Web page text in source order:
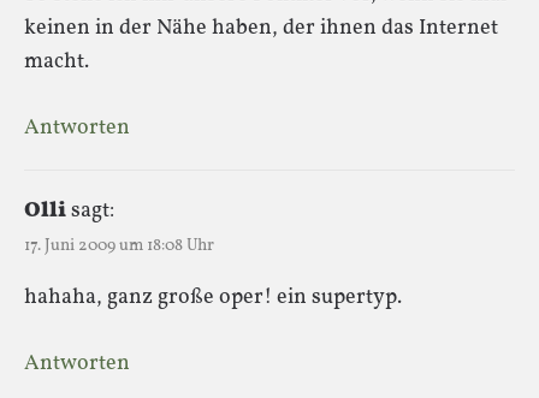
keinen in der Nähe haben, der ihnen das Internet
macht.
Antworten
Ollisagt:
17. Juni 2009 um 18:08 Uhr
hahaha, ganz große oper! ein supertyp.
Antworten